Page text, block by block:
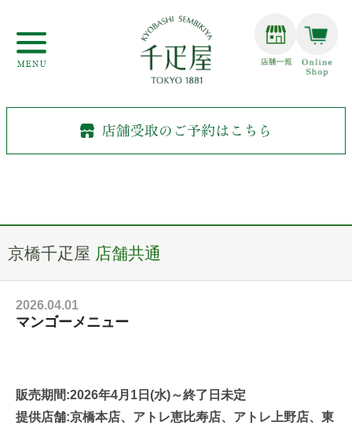
京橋千疋屋 店舗共通
2026.04.01
マンゴーメニュー
販売期間:2026年4月1日(水)～終了日未定
提供店舗:京橋本店、アトレ恵比寿店、アトレ上野店、東